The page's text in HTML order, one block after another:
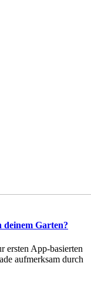
Garten?
ersten App-basierten
aufmerksam durch